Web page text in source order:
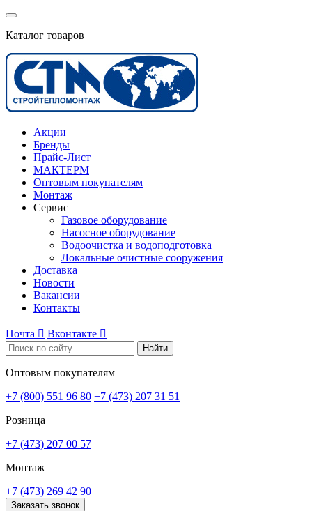
Каталог товаров
Акции
Бренды
Прайс-Лист
МАКТЕРМ
Оптовым покупателям
Монтаж
Сервис
Газовое оборудование
Насосное оборудование
Водоочистка и водоподготовка
Локальные очистные сооружения
Доставка
Новости
Вакансии
Контакты
Почта  Вконтакте 
Найти
Оптовым покупателям
+7 (800) 551 96 80 +7 (473) 207 31 51
Розница
+7 (473) 207 00 57
Монтаж
+7 (473) 269 42 90
Заказать звонок